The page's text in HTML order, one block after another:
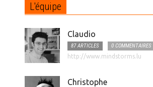
L'équipe
Claudio
87 ARTICLES
0 COMMENTAIRES
http://www.mindstorms.lu
Christophe